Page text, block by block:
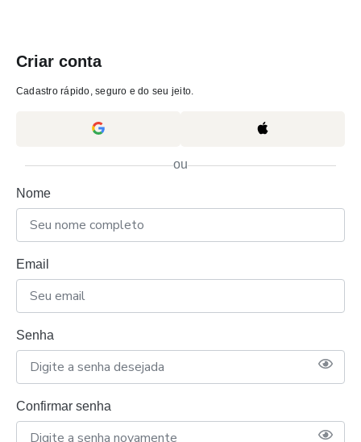
Criar conta
Cadastro rápido, seguro e do seu jeito.
ou
Nome
Email
Senha
Confirmar senha